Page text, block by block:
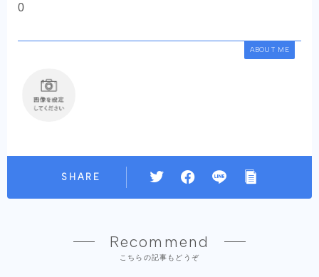
0
ABOUT ME
SHARE
Recommend
こちらの記事もどうぞ